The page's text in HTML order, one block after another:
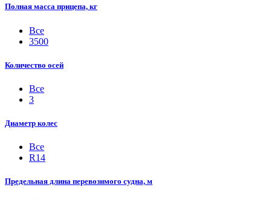
Полная масса прицепа, кг
Все
3500
Количество осей
Все
3
Диаметр колес
Все
R14
Предельная длина перевозимого судна, м